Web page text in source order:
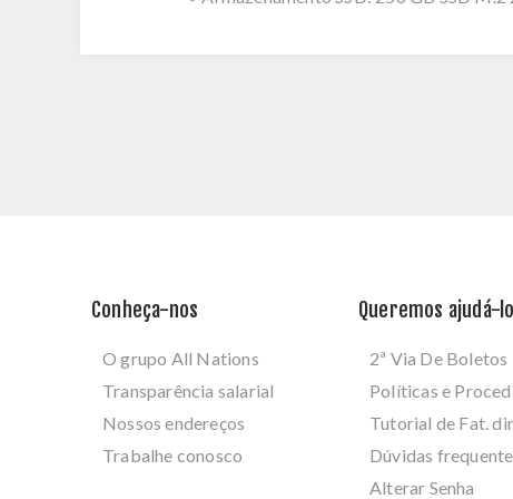
Conheça-nos
O grupo All Nations
Transparência salarial
Nossos endereços
Trabalhe conosco
Queremos ajudá-lo
2ª Via De Boletos
Políticas e
Tutorial de Fat.
Dúvidas
Alterar Senha